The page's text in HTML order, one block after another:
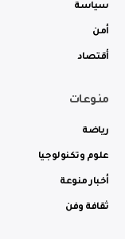
سياسة
أمن
أقتصاد
منوعات
رياضة
علوم وتكنولوجيا
أخبار منوعة
ثقافة وفن